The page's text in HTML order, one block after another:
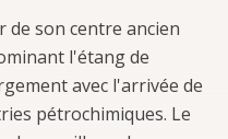
de son centre ancien
l'étang de
avec l'arrivée de
pétrochimiques. Le